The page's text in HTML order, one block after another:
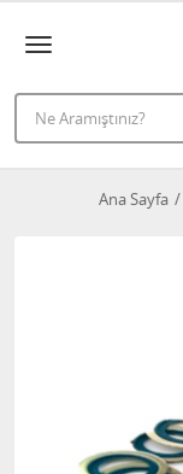
Ana Sayfa